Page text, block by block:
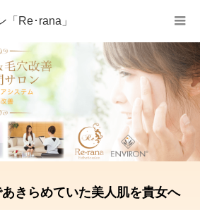
「Re･rana」
きらめていた美人肌を貴女へ